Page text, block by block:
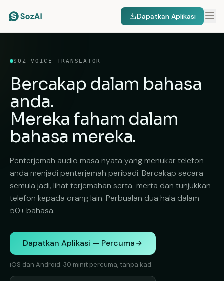
Dapatkan Aplikasi
SOZ VOICE TRANSLATOR
Bercakap dalam bahasa
anda.
Mereka faham dalam
bahasa mereka.
Penterjemah audio masa nyata yang menukar telefon
anda menjadi penterjemah peribadi. Bercakap secara
semula jadi, lihat terjemahan serta-merta dan tunjukkan
telefon kepada orang lain. Perbualan dua hala dalam
50+ bahasa.
Dapatkan Aplikasi — Percuma
iOS dan Android. 30 minit percuma, tanpa kad.